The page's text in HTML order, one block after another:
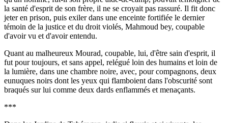
la santé d'esprit de son frère, il ne se croyait pas rassuré. Il fit donc
jeter en prison, puis exiler dans une enceinte fortifiée le dernier
témoin de la justice et du droit violés, Mahmoud bey, coupable
d'avoir vu et d'avoir entendu.
Quant au malheureux Mourad, coupable, lui, d'être sain d'esprit, il
fut pour toujours, et sans appel, relégué loin des humains et loin de
la lumière, dans une chambre noire, avec, pour compagnons, deux
eunuques noirs dont les yeux qui flamboient dans l'obscurité sont
braqués sur lui comme deux dards enflammés et menaçants.
***